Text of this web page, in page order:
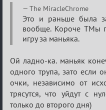
Re:
Семейный
кубок
The MiracleChrome
Это и раньше была
вообще. Короче ТМы
игру за маньяка.
Ой ладно-ка. маньяк
одного трупа, зато если
очки, независимо от
трясутся, что уйдут с
только до второго дня)